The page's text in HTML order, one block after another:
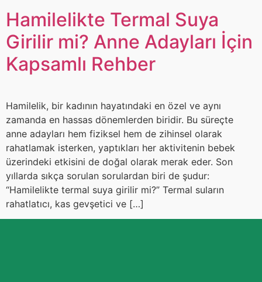
Hamilelikte Termal Suya
Girilir mi? Anne Adayları İçin
Kapsamlı Rehber
Hamilelik, bir kadının hayatındaki en özel ve aynı
zamanda en hassas dönemlerden biridir. Bu süreçte
anne adayları hem fiziksel hem de zihinsel olarak
rahatlamak isterken, yaptıkları her aktivitenin bebek
üzerindeki etkisini de doğal olarak merak eder. Son
yıllarda sıkça sorulan sorulardan biri de şudur:
“Hamilelikte termal suya girilir mi?” Termal suların
rahatlatıcı, kas gevşetici ve […]